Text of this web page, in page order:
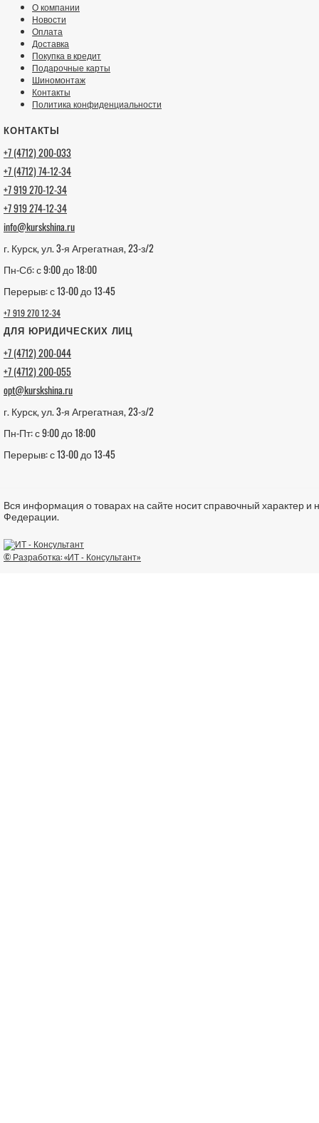
О компании
Новости
Оплата
Доставка
Покупка в кредит
Подарочные карты
Шиномонтаж
Контакты
Политика конфиденциальности
КОНТАКТЫ
+7 (4712) 200-033
+7 (4712) 74-12-34
+7 919 270-12-34
+7 919 274-12-34
info@kurskshina.ru
г. Курск, ул. 3-я Агрегатная, 23-з/2
Пн-Сб: с 9:00 до 18:00
Перерыв: с 13-00 до 13-45
+7 919 270 12-34
ДЛЯ ЮРИДИЧЕСКИХ ЛИЦ
+7 (4712) 200-044
+7 (4712) 200-055
opt@kurskshina.ru
г. Курск, ул. 3-я Агрегатная, 23-з/2
Пн-Пт: с 9:00 до 18:00
Перерыв: с 13-00 до 13-45
Вся информация о товарах на сайте носит справочный характер
Федерации.
© Разработка: «ИТ - Консультант»